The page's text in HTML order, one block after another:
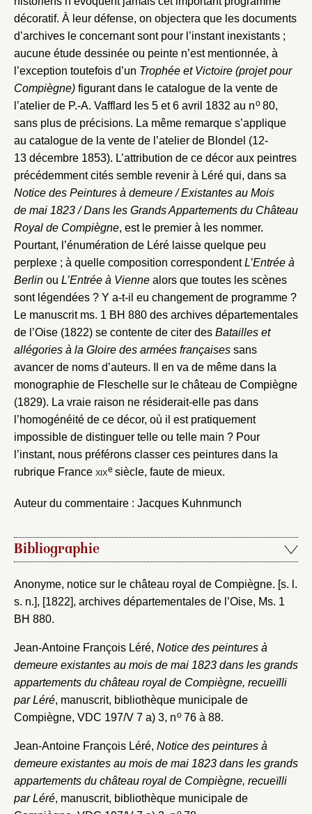
décoratif. À leur défense, on objectera que les documents
d’archives le concernant sont pour l’instant inexistants ;
aucune étude dessinée ou peinte n’est mentionnée, à
l’exception toutefois d’un Trophée et Victoire (projet pour
Compiègne) figurant dans le catalogue de la vente de
l’atelier de P.-A. Vafflard les 5 et 6 avril 1832 au no80,
sans plus de précisions. La même remarque s’applique
au catalogue de la vente de l’atelier de Blondel (12-
13 décembre 1853). L’attribution de ce décor aux peintres
précédemment cités semble revenir à Léré qui, dans sa
Notice des Peintures à demeure / Existantes au Mois
de mai 1823 / Dans les Grands Appartements du Château
Royal de Compiègne, est le premier à les nommer.
Pourtant, l’énumération de Léré laisse quelque peu
perplexe ; à quelle composition correspondentL’Entrée à
Berlin ou L’Entrée à Vienne alors que toutes les scènes
sont légendées ? Y a-t-il eu changement de programme ?
Le manuscrit ms. 1 BH 880 des archives départementales
de l’Oise (1822) se contente de citer des Batailles et
allégories à la Gloire des armées françaises sans
avancer de noms d’auteurs. Il en va de même dans la
monographie de Fleschelle sur le château de Compiègne
(1829). La vraie raison ne résiderait-elle pas dans
l’homogénéité de ce décor, où il est pratiquement
impossible de distinguer telle ou telle main ? Pour
l’instant, nous préférons classer ces peintures dans la
rubrique France xixe siècle, faute de mieux.
Auteur du commentaire : Jacques Kuhnmunch
Bibliographie
Anonyme, notice sur le château royal de Compiègne. [s. l.
s. n.], [1822], archives départementales de l’Oise, Ms. 1
BH 880.
Jean-Antoine François Léré, Notice des peintures à
demeure existantes au mois de mai 1823 dans les grands
appartements du château royal de Compiègne, recueïlli
par Léré, manuscrit, bibliothèque municipale de
Compiègne, VDC 197/V 7 a) 3, no76 à 88.
Jean-Antoine François Léré, Notice des peintures à
demeure existantes au mois de mai 1823 dans les grands
appartements du château royal de Compiègne, recueïlli
par Léré, manuscrit, bibliothèque municipale de
notice
Valider
Nouveau dossier
Connexion
Courriel
Mot de passe
Envoyer
Vous avez oublié votre mot de passe ?
Cliquez ici